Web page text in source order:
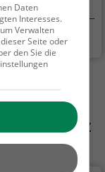
Kunst & Museen
finden
Grillplatz
Daten
Interesses.
Verwalten
Seite oder
den Sie die